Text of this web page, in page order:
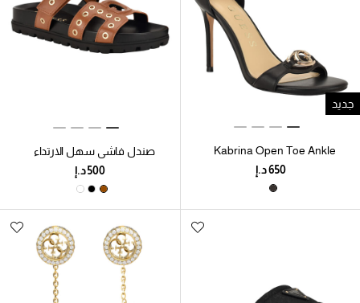
جديد
Kabrina Open Toe Ankle
Strap Stiletto Heel
⁦650⁩ د.إ
صندل فاشي سهل الارتداء
ذو ​​حزامين ونعل داخلي مريح